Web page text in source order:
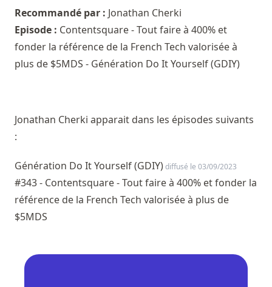
Recommandé par : Jonathan Cherki
Episode : Contentsquare - Tout faire à 400% et
fonder la référence de la French Tech valorisée à
plus de $5MDS - Génération Do It Yourself (GDIY)
Jonathan Cherki apparait dans les épisodes suivants
:
Génération Do It Yourself (GDIY)diffusé le 03/09/2023
#343 - Contentsquare - Tout faire à 400% et fonder la
référence de la French Tech valorisée à plus de
$5MDS